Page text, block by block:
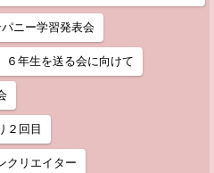
ニー学習発表会
６年生を送る会に向けて
２回目
クリエイター